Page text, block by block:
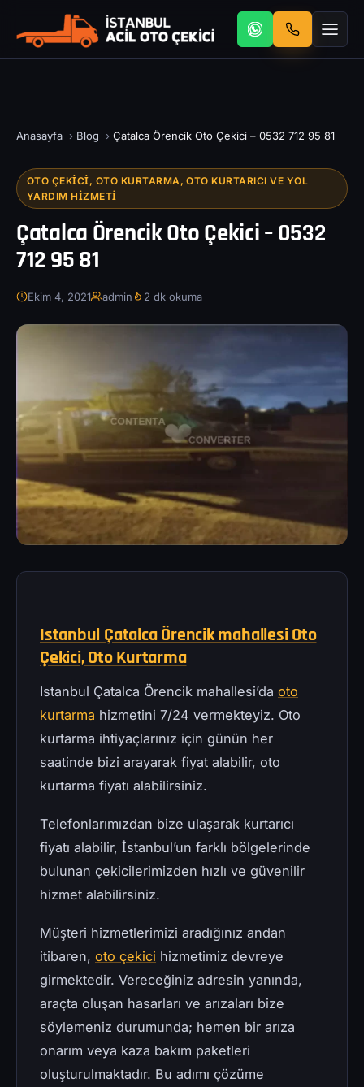
Anasayfa › Blog › Çatalca Örencik Oto Çekici – 0532 712 95 81
OTO ÇEKICI, OTO KURTARMA, OTO KURTARICI VE YOL
YARDIM HIZMETI
Çatalca Örencik Oto Çekici – 0532
712 95 81
Ekim 4, 2021 admin 2 dk okuma
Istanbul Çatalca Örencik mahallesi Oto
Çekici, Oto Kurtarma
Istanbul Çatalca Örencik mahallesi’da oto
kurtarma hizmetini 7/24 vermekteyiz. Oto
kurtarma ihtiyaçlarınız için günün her
saatinde bizi arayarak fiyat alabilir, oto
kurtarma fiyatı alabilirsiniz.
Telefonlarımızdan bize ulaşarak kurtarıcı
fiyatı alabilir, İstanbul’un farklı bölgelerinde
bulunan çekicilerimizden hızlı ve güvenilir
hizmet alabilirsiniz.
Müşteri hizmetlerimizi aradığınız andan
itibaren, oto çekici hizmetimiz devreye
girmektedir. Vereceğiniz adresin yanında,
araçta oluşan hasarları ve arızaları bize
söylemeniz durumunda; hemen bir arıza
onarım veya kaza bakım paketleri
oluşturulmaktadır. Bu adımı çözüme